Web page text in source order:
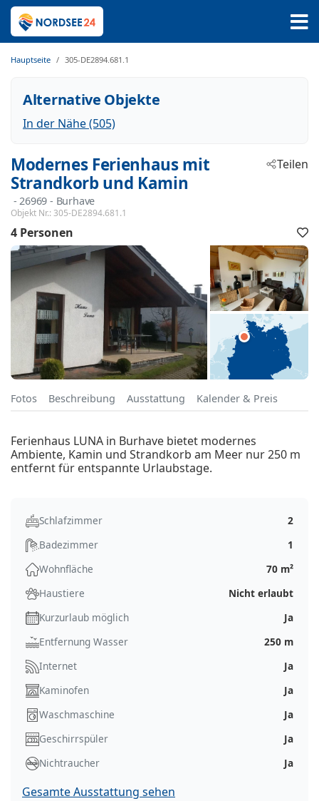
Hauptseite 305-DE2894.681.1
Alternative Objekte
In der Nähe (505)
Modernes Ferienhaus mit
Strandkorb und Kamin
- 26969 - Burhave
Objekt Nr.: 305-DE2894.681.1
Teilen
4 Personen
Fotos Beschreibung Ausstattung Kalender & Preis
Ferienhaus LUNA in Burhave bietet modernes
Ambiente, Kamin und Strandkorb am Meer nur 250 m
entfernt für entspannte Urlaubstage.
Schlafzimmer
2
Badezimmer
1
Wohnfläche
70 m²
Haustiere
Nicht erlaubt
Kurzurlaub möglich
Ja
Entfernung Wasser
250 m
Internet
Ja
Kaminofen
Ja
Waschmaschine
Ja
Geschirrspüler
Ja
Nichtraucher
Ja
Gesamte Ausstattung sehen